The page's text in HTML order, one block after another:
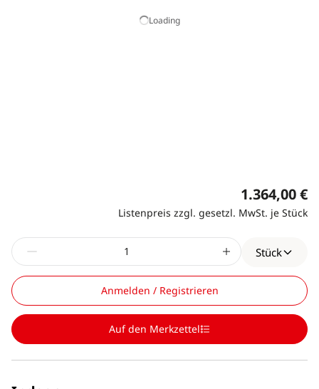
Loading
1.364,00 €
Listenpreis zzgl. gesetzl. MwSt. je Stück
Stück
Anmelden / Registrieren
Auf den Merkzettel